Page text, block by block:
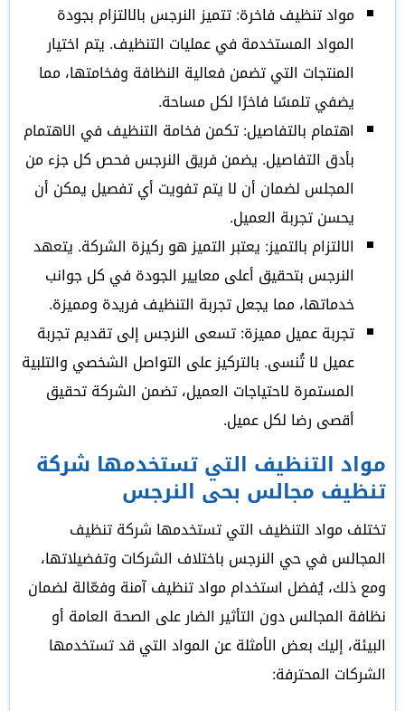
مواد تنظيف فاخرة: تتميز النرجس بالالتزام بجودة
المواد المستخدمة في عمليات التنظيف. يتم اختيار
المنتجات التي تضمن فعالية النظافة وفخامتها، مما
يضفي تلمسًا فاخرًا لكل مساحة.
اهتمام بالتفاصيل: تكمن فخامة التنظيف في الاهتمام
بأدق التفاصيل. يضمن فريق النرجس فحص كل جزء من
المجلس لضمان أن لا يتم تفويت أي تفصيل يمكن أن
يحسن تجربة العميل.
الالتزام بالتميز: يعتبر التميز هو ركيزة الشركة. يتعهد
النرجس بتحقيق أعلى معايير الجودة في كل جوانب
خدماتها، مما يجعل تجربة التنظيف فريدة ومميزة.
تجربة عميل مميزة: تسعى النرجس إلى تقديم تجربة
عميل لا تُنسى. بالتركيز على التواصل الشخصي والتلبية
المستمرة لاحتياجات العميل، تضمن الشركة تحقيق
أقصى رضا لكل عميل.
مواد التنظيف التي تستخدمها شركة
تنظيف مجالس بحى النرجس
تختلف مواد التنظيف التي تستخدمها شركة تنظيف
المجالس في حي النرجس باختلاف الشركات وتفضيلاتها،
ومع ذلك، يُفضل استخدام مواد تنظيف آمنة وفعّالة لضمان
نظافة المجالس دون التأثير الضار على الصحة العامة أو
البيئة، إليك بعض الأمثلة عن المواد التي قد تستخدمها
الشركات المحترفة: